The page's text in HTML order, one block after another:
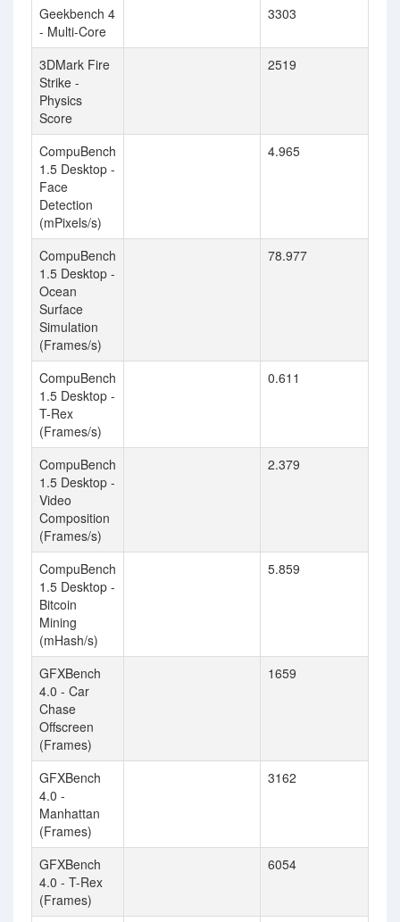
Geekbench 4
- Multi-Core
3303
3DMark Fire
Strike -
Physics
Score
2519
CompuBench
1.5 Desktop -
Face
Detection
(mPixels/s)
4.965
CompuBench
1.5 Desktop -
Ocean
Surface
Simulation
(Frames/s)
78.977
CompuBench
1.5 Desktop -
T-Rex
(Frames/s)
0.611
CompuBench
1.5 Desktop -
Video
Composition
(Frames/s)
2.379
CompuBench
1.5 Desktop -
Bitcoin
Mining
(mHash/s)
5.859
GFXBench
4.0 - Car
Chase
Offscreen
(Frames)
1659
GFXBench
4.0 -
Manhattan
(Frames)
3162
GFXBench
4.0 - T-Rex
(Frames)
6054